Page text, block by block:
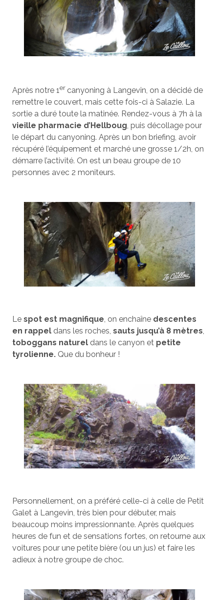
Après notre 1er canyoning à Langevin, on a décidé de
remettre le couvert, mais cette fois-ci à Salazie. La
sortie a duré toute la matinée. Rendez-vous à 7h à la
vieille pharmacie d’Hellboug, puis décollage pour
le départ du canyoning. Après un bon briefing, avoir
récupéré l’équipement et marché une grosse 1/2h, on
démarre l’activité. On est un beau groupe de 10
personnes avec 2 moniteurs.
Le spot est magnifique, on enchaîne descentes
en rappeldans les roches, sauts jusqu’à 8 mètres,
toboggans natureldans le canyon et petite
tyrolienne. Que du bonheur !
Personnellement, on a préféré celle-ci à celle de Petit
Galet à Langevin, très bien pour débuter, mais
beaucoup moins impressionnante. Après quelques
heures de fun et de sensations fortes, on retourne aux
voitures pour une petite bière (ou un jus) et faire les
adieux à notre groupe de choc.